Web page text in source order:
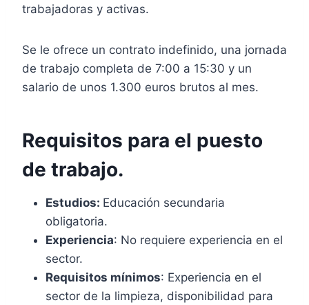
trabajadoras y activas.
Se le ofrece un contrato indefinido, una jornada
de trabajo completa de 7:00 a 15:30 y un
salario de unos 1.300 euros brutos al mes.
Requisitos para el puesto
de trabajo.
Estudios: Educación secundaria
obligatoria.
Experiencia: No requiere experiencia en el
sector.
Requisitos mínimos: Experiencia en el
sector de la limpieza, disponibilidad para